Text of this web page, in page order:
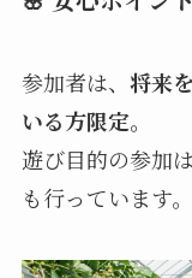
参加者は、 将来
いる方限定。
遊び目的の参加
も行っています。